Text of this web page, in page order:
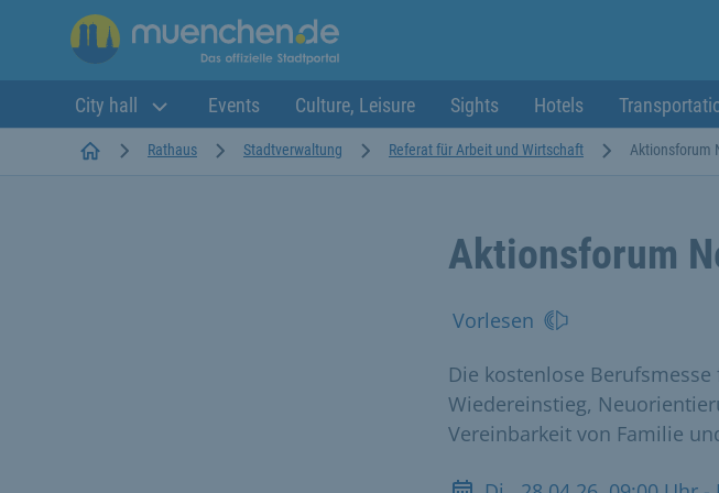
City hall Events Culture, Leisure Sights Hotels
StartseiteRathaus Stadtverwaltung Referat für Arbeit und Wirtschaft Aktionsforum
Aktionsforum
Vorlesen
Die kostenlose
Wiedereinstieg,
Vereinbarkeit von Familie